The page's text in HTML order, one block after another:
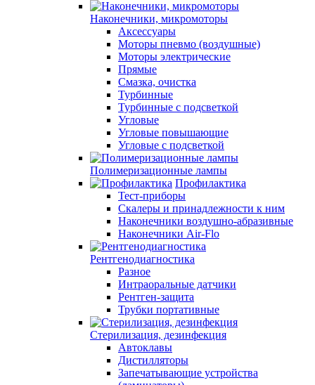
Наконечники, микромоторы
Аксессуары
Моторы пневмо (воздушные)
Моторы электрические
Прямые
Смазка, очистка
Турбинные
Турбинные с подсветкой
Угловые
Угловые повышающие
Угловые с подсветкой
Полимеризационные лампы
Профилактика
Тест-приборы
Скалеры и принадлежности к ним
Наконечники воздушно-абразивные
Наконечники Air-Flo
Рентгенодиагностика
Разное
Интраоральные датчики
Рентген-защита
Трубки портативные
Стерилизация, дезинфекция
Автоклавы
Дистилляторы
Запечатывающие устройства